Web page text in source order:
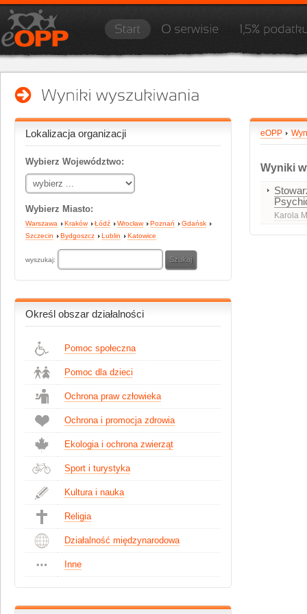
Lokalizacja organizacji
Wybierz Województwo:
Wybierz Miasto:
Warszawa Kraków Łódź Wrocław Poznań
Gdańsk
Szczecin
Bydgoszcz Lublin Katowice
wyszukaj:
Określ obszar działalności
Pomoc społeczna
Pomoc dla dzieci
Ochrona praw człowieka
Ochrona i promocja zdrowia
Ekologia i ochrona zwierząt
Sport i turystyka
Kultura i nauka
Religia
Działalność międzynarodowa
Inne
eOPP
Wyniki
Karola